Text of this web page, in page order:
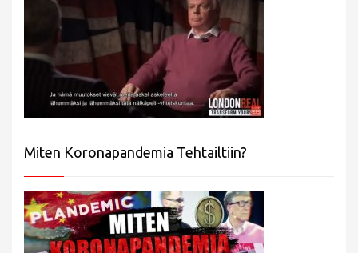
Miten Koronapandemia Tehtailtiin?